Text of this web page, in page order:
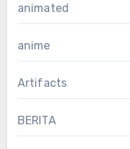
animated
anime
Artifacts
BERITA